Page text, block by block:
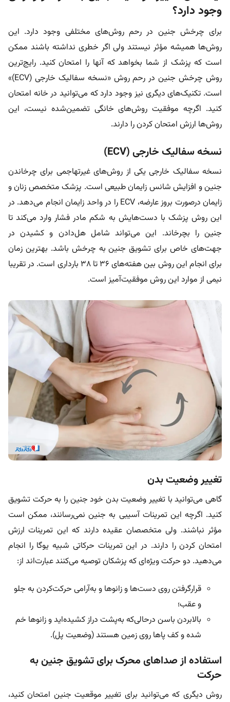
وجود دارد؟
برای چرخش جنین در رحم روش‌های مختلفی وجود دارد. این
روش‌ها همیشه مؤثر نیستند ولی اگر خطری نداشته باشند ممکن
است که پزشک از شما بخواهد که آنها را امتحان کنید. رایج‌ترین
روش چرخش جنین در رحم روش «نسخه سفالیک خارجی (ECV)»
است. تکنیک‌های دیگری نیز وجود دارد که می‌توانید در خانه امتحان
کنید. اگرچه موفقیت روش‌های خانگی تضمین‌شده نیست، این
روش‌ها ارزش امتحان کردن را دارند.
نسخه سفالیک خارجی (ECV)
نسخه سفالیک خارجی یکی از روش‌های غیرتهاجمی برای چرخاندن
جنین و افزایش شانس زایمان طبیعی است. پزشک متخصص زنان و
زایمان درصورت بروز عارضه، ECV را در واحد زایمان انجام می‌دهد. در
این روش پزشک با دست‌هایش به شکم مادر فشار وارد می‌کند تا
جنین را بچرخاند. این می‌تواند شامل هل‌دادن و کشیدن در
جهت‌های خاص برای تشویق جنین به چرخش باشد. بهترین زمان
برای انجام این روش بین هفته‌های ۳۶ تا ۳۸ بارداری است. در تقریبا
نیمی از موارد این روش موفقیت‌آمیز است.
تغییر وضعیت بدن
گاهی می‌توانید با تغییر وضعیت بدن خود جنین را به حرکت تشویق
کنید. اگرچه این تمرینات آسیبی به جنین نمی‌رسانند، ممکن است
مؤثر نباشند. ولی متخصصان عقیده دارند که این تمرینات ارزش
امتحان کردن را دارند. در این تمرینات حرکاتی شبیه یوگا را انجام
می‌دهید. دو حرکت ویژه‌ای که پزشکان توصیه می‌کنند عبارت‌اند از:
قرارگرفتن روی دست‌ها و زانوها و به‌آرامی حرکت‌کردن به جلو
و عقب؛
بالابردن باسن درحالی‌که به‌پشت دراز کشیده‌اید و زانوها خم
شده و کف پاها روی زمین هستند (وضعیت پل).
استفاده از صداهای محرک برای تشویق جنین به
حرکت
روش دیگری که می‌توانید برای تغییر موقعیت جنین امتحان کنید،